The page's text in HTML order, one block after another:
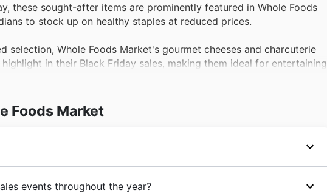
these sought-after items are prominently featured in Whole Foods
to stock up on healthy staples at reduced prices.
selection, Whole Foods Market's gourmet cheeses and charcuterie
in their Black Friday sales, making them ideal for entertaining
Market for their commitment to natural and organic pantry staples,
Friday offers often include significant savings on these essential
items are frequently included in Whole Foods Market Black Friday
Foods Market
curated selections and a dedication to ethical sourcing, quickly
events throughout the year?